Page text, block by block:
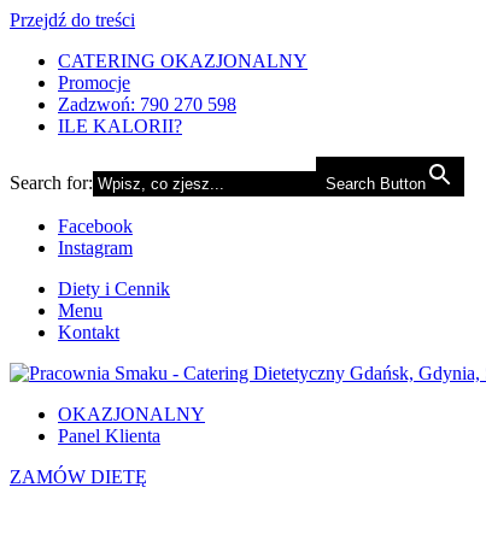
Przejdź do treści
CATERING OKAZJONALNY
Promocje
Zadzwoń: 790 270 598
ILE KALORII?
Search for: Search Button
Facebook
Instagram
Diety i Cennik
Menu
Kontakt
OKAZJONALNY
Panel Klienta
ZAMÓW DIETĘ